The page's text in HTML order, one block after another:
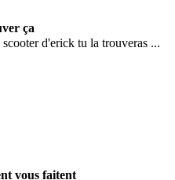
ça
d'erick tu la trouveras ...
vous faitent